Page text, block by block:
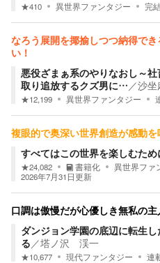
★410 異世界ファンタジー 完
なろう展開を揶揄しつつ納得で
い！
悪役ざまぁ系のやりなおし～
取り追放するクズ男に…／沙坐
★12,199 異世界ファンタジー
複眼的で奥深い世界創造が感動を
すべてはこの世界を楽しむため
★24,082 書籍化 異世界ファ
2026年7月31日更新
口調は傲慢だが心優しき無私の主
ダンジョン学園の底辺に転生
る／塔ノ沢 渓一
★10,677 現代ファンタジー 連